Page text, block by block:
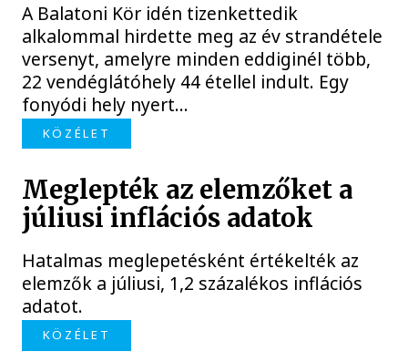
A Balatoni Kör idén tizenkettedik
alkalommal hirdette meg az év strandétele
versenyt, amelyre minden eddiginél több,
22 vendéglátóhely 44 étellel indult. Egy
fonyódi hely nyert...
KÖZÉLET
Meglepték az elemzőket a
júliusi inflációs adatok
Hatalmas meglepetésként értékelték az
elemzők a júliusi, 1,2 százalékos inflációs
adatot.
KÖZÉLET